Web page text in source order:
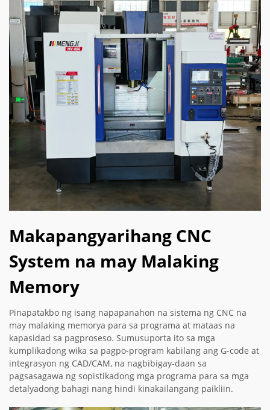
Makapangyarihang CNC
System na may Malaking
Memory
Pinapatakbo ng isang napapanahon na sistema ng CNC na
may malaking memorya para sa programa at mataas na
kapasidad sa pagproseso. Sumusuporta ito sa mga
kumplikadong wika sa pagpo-program kabilang ang G-code at
integrasyon ng CAD/CAM, na nagbibigay-daan sa
pagsasagawa ng sopistikadong mga programa para sa mga
detalyadong bahagi nang hindi kinakailangang paikliin.